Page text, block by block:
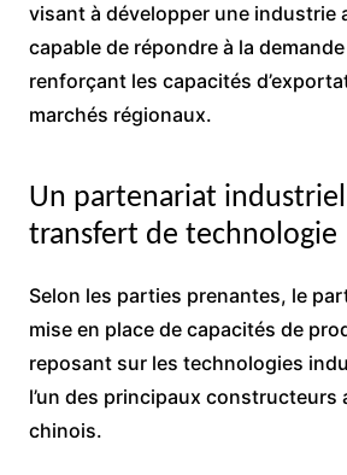
visant à développer une industrie
capable de répondre à la
renforçant les capacités
marchés régionaux.
Un partenariat industriel
transfert de technologie
Selon les parties prenantes, le
mise en place de capacités de
reposant sur les technologies
l’un des principaux constructeurs
chinois.